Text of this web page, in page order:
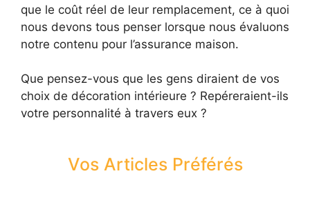
que le coût réel de leur remplacement, ce à quoi
nous devons tous penser lorsque nous évaluons
notre contenu pour l’assurance maison.
Que pensez-vous que les gens diraient de vos
choix de décoration intérieure ? Repéreraient-ils
votre personnalité à travers eux ?
Vos Articles Préférés